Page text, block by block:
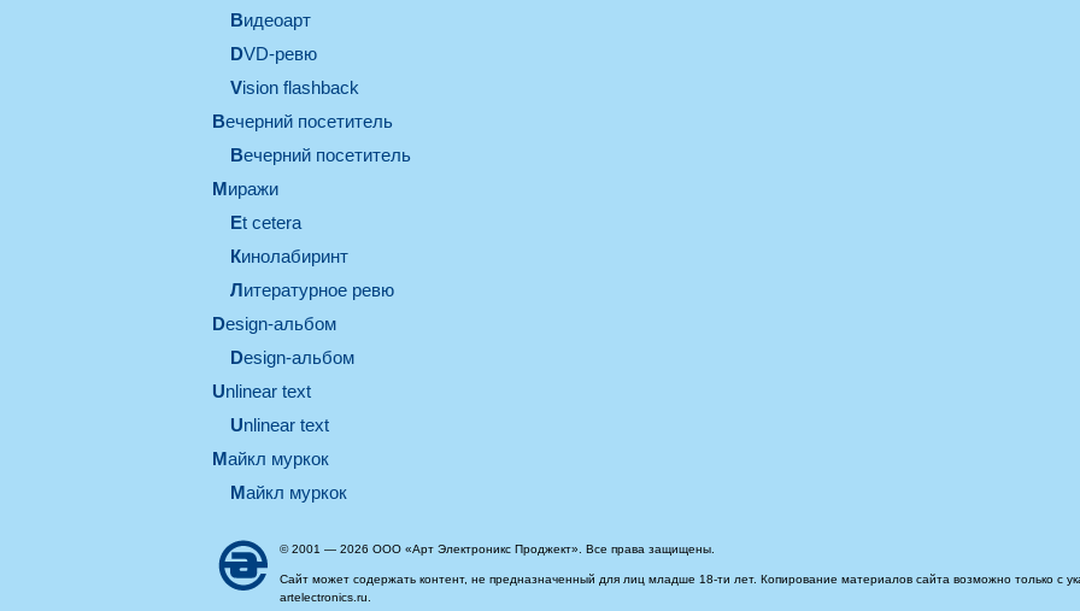
видеоарт
DVD-ревю
Vision flashback
вечерний посетитель
вечерний посетитель
миражи
et cetera
кинолабиринт
литературное ревю
design-альбом
design-альбом
unlinear text
Unlinear text
майкл муркок
майкл муркок
© 2001 — 2026 ООО «Арт Электроникс Проджект». Все права защищены.
Сайт может содержать контент, не предназначенный для лиц младше 18-ти лет. Копирование материалов сайта возможно только с
artelectronics.ru.